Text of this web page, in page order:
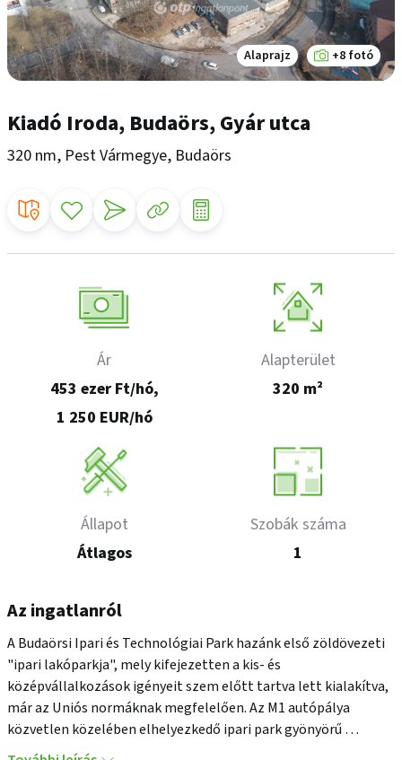
Alaprajz +8 fotó
Kiadó Iroda, Budaörs, Gyár utca
320 nm, Pest Vármegye, Budaörs
Ár
453 ezer Ft/hó,
1 250 EUR/hó
Alapterület
320 m²
Állapot
Átlagos
Szobák száma
1
Az ingatlanról
A Budaörsi Ipari és Technológiai Park hazánk első zöldövezeti
"ipari lakóparkja", mely kifejezetten a kis- és
középvállalkozások igényeit szem előtt tartva lett kialakítva,
már az Uniós normáknak megfelelően. Az M1 autópálya
közvetlen közelében elhelyezkedő ipari park gyönyörű
környezete, fejlett infrastruktúrája számos neves vállalatot